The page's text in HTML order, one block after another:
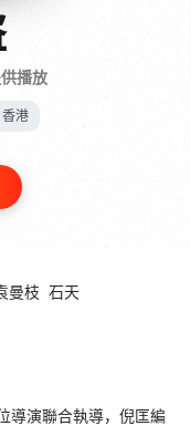
播放
香港
曼枝 石天
演聯合執導，倪匡編